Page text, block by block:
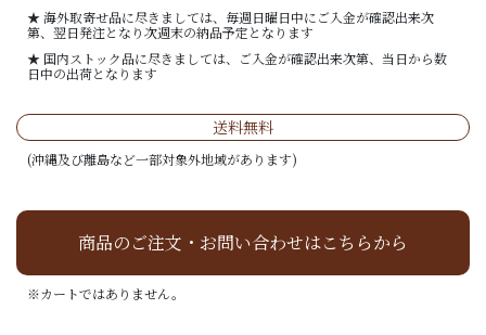
★ 海外取寄せ品に尽きましては、毎週日曜日中にご入金が確認出来次
第、翌日発注となり次週末の納品予定となります
★ 国内ストック品に尽きましては、ご入金が確認出来次第、当日から数
日中の出荷となります
送料無料
(沖縄及び離島など一部対象外地域があります)
商品のご注文・お問い合わせはこちらから
※カートではありません。